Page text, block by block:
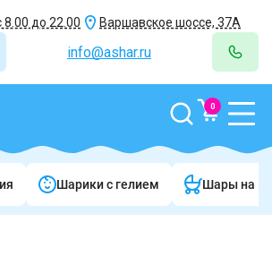
до 22.00 Варшавское шоссе, 37А
info@ashar.ru
0
Шарики c гелием Шары на